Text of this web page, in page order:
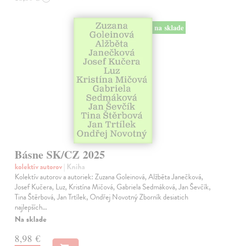
na sklade
Básne SK/CZ 2025
kolektív autorov| Kniha
Kolektív autorov a autoriek: Zuzana Goleinová, Alžběta Janečková,
Josef Kučera, Luz, Kristína Mičová, Gabriela Sedmáková, Jan Ševčík,
Tina Štěrbová, Jan Trtílek, Ondřej Novotný Zborník desiatich
najlepších…
Na sklade
8,98 €